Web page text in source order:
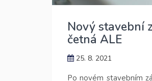
Nový stavební
četná ALE
25. 8. 2021
Po novém stavebním